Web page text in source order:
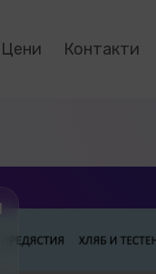
Цени Контакти